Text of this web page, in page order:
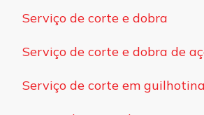
Serviço de corte e dobra
Serviço de corte e dobra de
Serviço de corte em guilhotina